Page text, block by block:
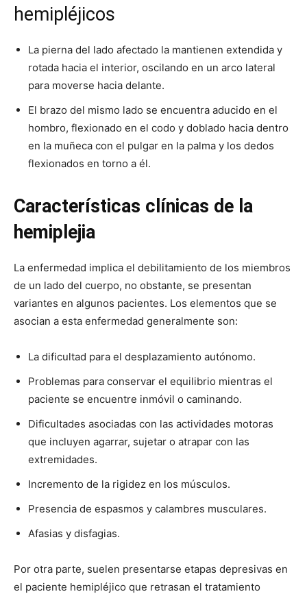
hemipléjicos
La pierna del lado afectado la mantienen extendida y
rotada hacia el interior, oscilando en un arco lateral
para moverse hacia delante.
El brazo del mismo lado se encuentra aducido en el
hombro, flexionado en el codo y doblado hacia dentro
en la muñeca con el pulgar en la palma y los dedos
flexionados en torno a él.
Características clínicas de la
hemiplejia
La enfermedad implica el debilitamiento de los miembros
de un lado del cuerpo, no obstante, se presentan
variantes en algunos pacientes. Los elementos que se
asocian a esta enfermedad generalmente son:
La dificultad para el desplazamiento autónomo.
Problemas para conservar el equilibrio mientras el
paciente se encuentre inmóvil o caminando.
Dificultades asociadas con las actividades motoras
que incluyen agarrar, sujetar o atrapar con las
extremidades.
Incremento de la rigidez en los músculos.
Presencia de espasmos y calambres musculares.
Afasias y disfagias.
Por otra parte, suelen presentarse etapas depresivas en
el paciente hemipléjico que retrasan el tratamiento